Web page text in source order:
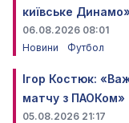
київське Динамо»
06.08.2026 08:01
Новини
Футбол
Ігор Костюк:
матчу з ПАОКом»
05.08.2026 21:17